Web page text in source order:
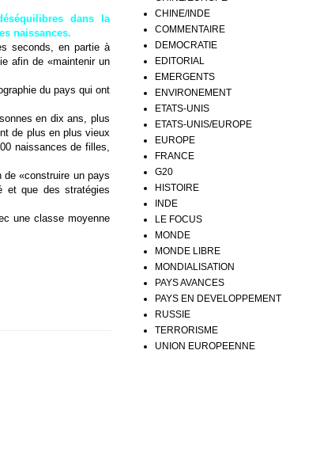
dans la
naissances.
seconds, en partie à
afin de «maintenir un
du pays qui ont
en dix ans, plus
de plus en plus vieux
naissances de filles,
de «construire un pays
et que des stratégies
une classe moyenne
CHINE/INDE
COMMENTAIRE
DEMOCRATIE
EDITORIAL
EMERGENTS
ENVIRONEMENT
ETATS-UNIS
ETATS-UNIS/EUROPE
EUROPE
FRANCE
G20
HISTOIRE
INDE
LE FOCUS
MONDE
MONDE LIBRE
MONDIALISATION
PAYS AVANCES
PAYS EN DEVELOPPEMENT
RUSSIE
TERRORISME
UNION EUROPEENNE